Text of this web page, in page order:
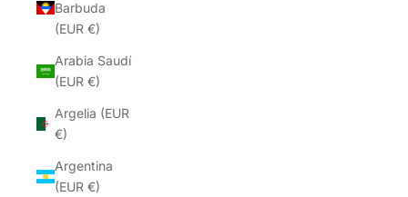
Barbuda
(EUR €)
Arabia Saudí
(EUR €)
Argelia (EUR
€)
Argentina
(EUR €)